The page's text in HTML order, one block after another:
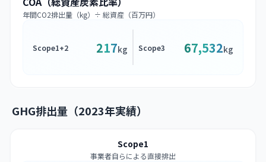
年間CO2排出量（kg）÷ 総資産（百万円）
Scope1+2 217kg Scope3 67,532kg
GHG排出量（2023年実績）
Scope1
事業者自らによる直接排出